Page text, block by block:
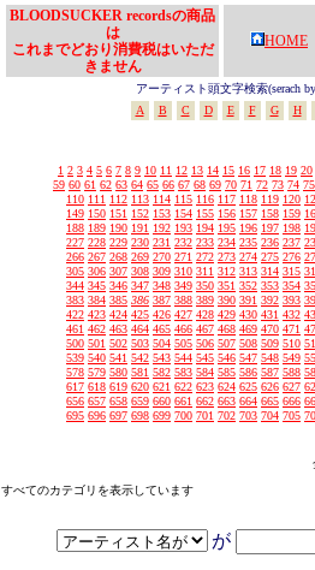
BLOODSUCKER recordsの商品
は
これまでどおり消費税はいただ
きません
HOME
アーティスト頭文字検索(serach
A
B C D E F G H
1 2 3 4 5 6 7 8 9 10 11 12 13 14 15 16 17 18 19 20
59 60 61 62 63 64 65 66 67 68 69 70 71 72 73 74 75
110 111 112 113 114 115 116 117 118 119 120
149 150 151 152 153 154 155 156 157 158 159
188 189 190 191 192 193 194 195 196 197 198
227 228 229 230 231 232 233 234 235 236 237
266 267 268 269 270 271 272 273 274 275 276
305 306 307 308 309 310 311 312 313 314 315
344 345 346 347 348 349 350 351 352 353 354
383 384 385 386 387 388 389 390 391 392 393
422 423 424 425 426 427 428 429 430 431 432
461 462 463 464 465 466 467 468 469 470 471
500 501 502 503 504 505 506 507 508 509 510
539 540 541 542 543 544 545 546 547 548 549
578 579 580 581 582 583 584 585 586 587 588
617 618 619 620 621 622 623 624 625 626 627
656 657 658 659 660 661 662 663 664 665 666
695 696 697 698 699 700 701 702 703 704 705
すべてのカテゴリを表示しています
が